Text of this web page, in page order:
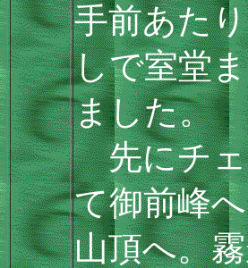
手前あた
しで室堂
ました。
先にチェ
て御前峰
山頂へ。